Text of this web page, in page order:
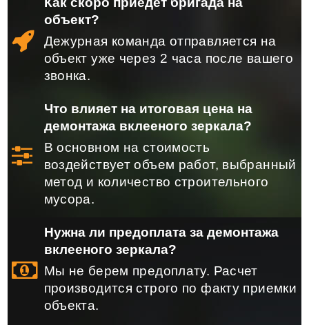
объект?
Дежурная команда отправляется на
объект уже через 2 часа после вашего
звонка.
Что влияет на итоговая цена на
демонтажа вклееного зеркала?
В основном на стоимость
воздействует объем работ, выбранный
метод и количество строительного
мусора.
Нужна ли предоплата за демонтажа
вклееного зеркала?
Мы не берем предоплату. Расчет
производится строго по факту приемки
объекта.